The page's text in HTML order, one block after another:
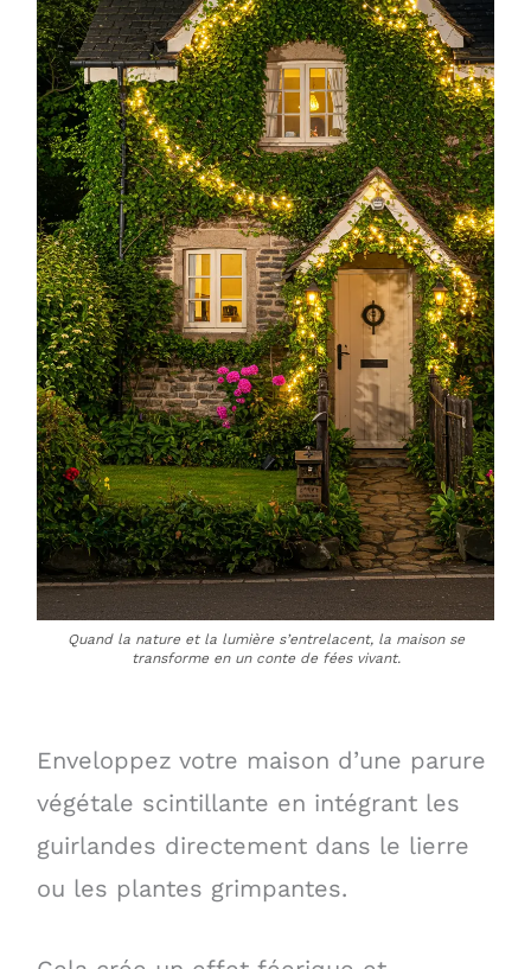
Quand la nature et la lumière s’entrelacent, la maison se
transforme en un conte de fées vivant.
Enveloppez votre maison d’une parure
végétale scintillante en intégrant les
guirlandes directement dans le lierre
ou les plantes grimpantes.